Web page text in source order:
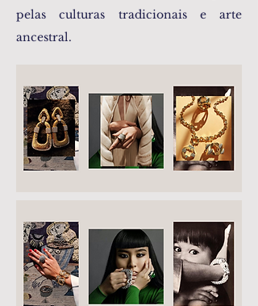
pelas culturas tradicionais e arte
ancestral.